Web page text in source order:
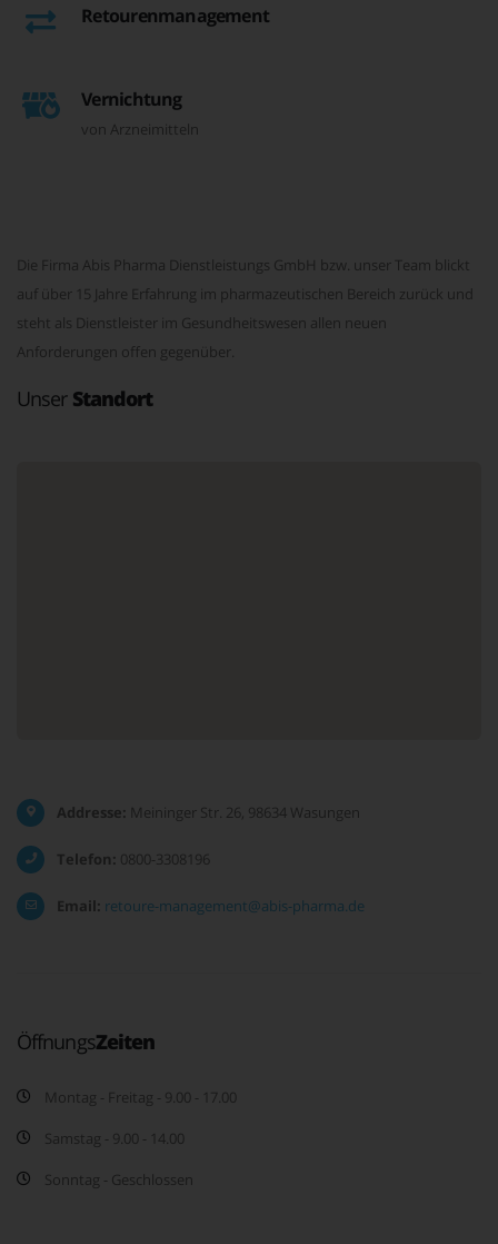
Retourenmanagement
Vernichtung
von Arzneimitteln
Die Firma Abis Pharma Dienstleistungs GmbH bzw. unser Team blickt
auf über 15 Jahre Erfahrung im pharmazeutischen Bereich zurück und
steht als Dienstleister im Gesundheitswesen allen neuen
Anforderungen offen gegenüber.
Unser Standort
Addresse: Meininger Str. 26, 98634 Wasungen
Telefon: 0800-3308196
Email: retoure-management@abis-pharma.de
ÖffnungsZeiten
Montag - Freitag - 9.00 - 17.00
Samstag - 9.00 - 14.00
Sonntag - Geschlossen